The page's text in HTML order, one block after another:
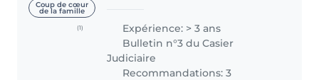
Coup de cœur
de la famille
(1)
plusieurs années d'expérience
avec les enfants grâce à mes 16
mois en tant que fille au..
Expérience: > 3 ans
Bulletin n°3 du Casier
Judiciaire
Recommandations: 3